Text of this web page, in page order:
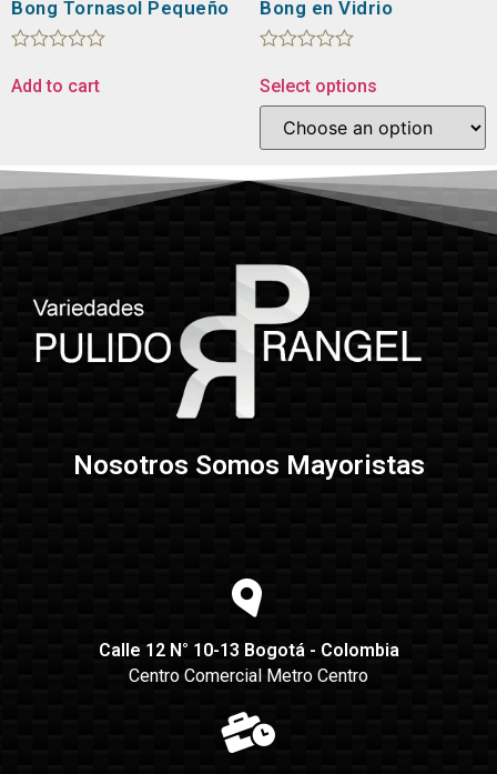
Bong Tornasol Pequeño
0
Add to cart
Bong en Vidrio
0
Select options
Nosotros Somos Mayoristas
Calle 12 N° 10-13 Bogotá - Colombia
Centro Comercial Metro Centro